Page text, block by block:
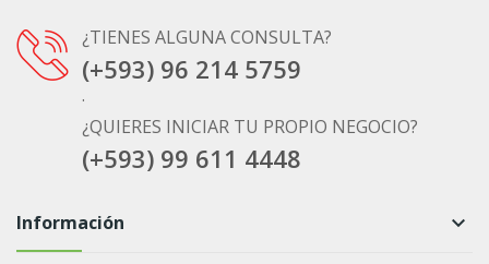
¿TIENES ALGUNA CONSULTA?
(+593) 96 214 5759
.
¿QUIERES INICIAR TU PROPIO NEGOCIO?
(+593) 99 611 4448
Información keyboard_arrow_down